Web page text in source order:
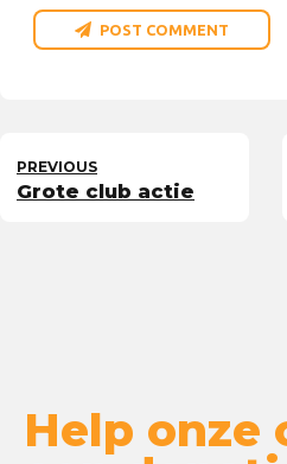
POST COMMENT
PREVIOUS
Grote club actie
Help onze